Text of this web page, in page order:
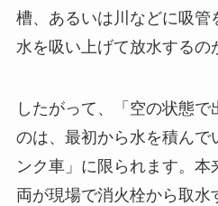
槽、あるいは川などに吸管
水を吸い上げて放水するの
したがって、「空の状態で
のは、最初から水を積んで
ンク車」に限られます。
両が現場で消火栓から取水